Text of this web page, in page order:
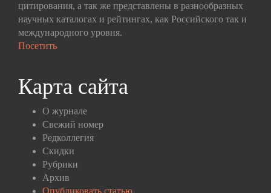
цитирования, а так же представлены в разнообразных
научных каталогах и рейтингах, как Российского так и
международного уровня.
Посетить
Карта сайта
О журнале
Свежий номер
Редколлегия
Скидки
Рубрики
Архив
Опубликовать статью